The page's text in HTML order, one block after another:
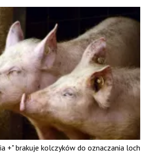
+" brakuje kolczyków do oznaczania loch